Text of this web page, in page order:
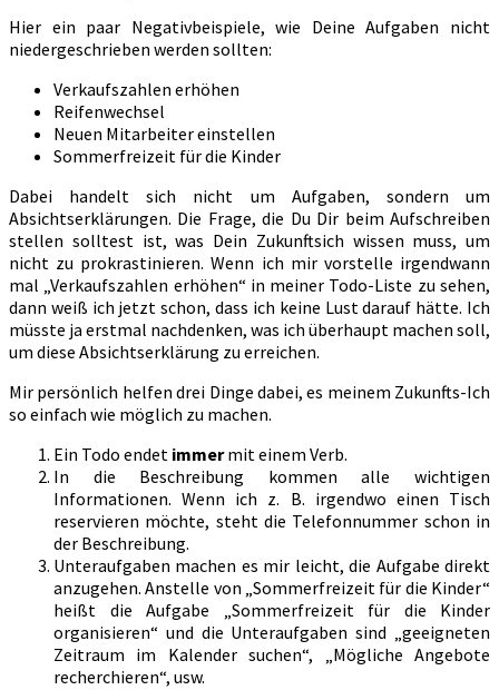
Hier ein paar Negativbeispiele, wie Deine Aufgaben nicht
niedergeschrieben werden sollten:
Verkaufszahlen erhöhen
Reifenwechsel
Neuen Mitarbeiter einstellen
Sommerfreizeit für die Kinder
Dabei handelt sich nicht um Aufgaben, sondern um
Absichtserklärungen. Die Frage, die Du Dir beim Aufschreiben
stellen solltest ist, was Dein Zukunftsich wissen muss, um
nicht zu prokrastinieren. Wenn ich mir vorstelle irgendwann
mal „Verkaufszahlen erhöhen“ in meiner Todo-Liste zu sehen,
dann weiß ich jetzt schon, dass ich keine Lust darauf hätte. Ich
müsste ja erstmal nachdenken, was ich überhaupt machen soll,
um diese Absichtserklärung zu erreichen.
Mir persönlich helfen drei Dinge dabei, es meinem Zukunfts-Ich
so einfach wie möglich zu machen.
Ein Todo endet immermit einem Verb.
In die Beschreibung kommen alle wichtigen
Informationen. Wenn ich z. B. irgendwo einen Tisch
reservieren möchte, steht die Telefonnummer schon in
der Beschreibung.
Unteraufgaben machen es mir leicht, die Aufgabe direkt
anzugehen. Anstelle von „Sommerfreizeit für die Kinder“
heißt die Aufgabe „Sommerfreizeit für die Kinder
organisieren“ und die Unteraufgaben sind „geeigneten
Zeitraum im Kalender suchen“, „Mögliche Angebote
recherchieren“, usw.